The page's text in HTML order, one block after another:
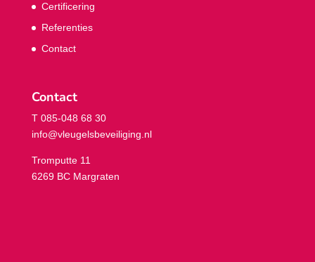
Certificering
Referenties
Contact
Contact
T 085-048 68 30
info@vleugelsbeveiliging.nl
Tromputte 11
6269 BC Margraten